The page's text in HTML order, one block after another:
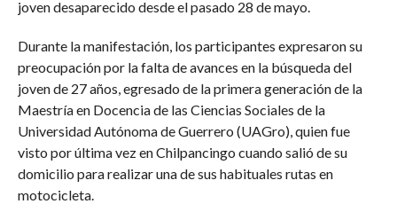
joven desaparecido desde el pasado 28 de mayo.
Durante la manifestación, los participantes expresaron su
preocupación por la falta de avances en la búsqueda del
joven de 27 años, egresado de la primera generación de la
Maestría en Docencia de las Ciencias Sociales de la
Universidad Autónoma de Guerrero (UAGro), quien fue
visto por última vez en Chilpancingo cuando salió de su
domicilio para realizar una de sus habituales rutas en
motocicleta.